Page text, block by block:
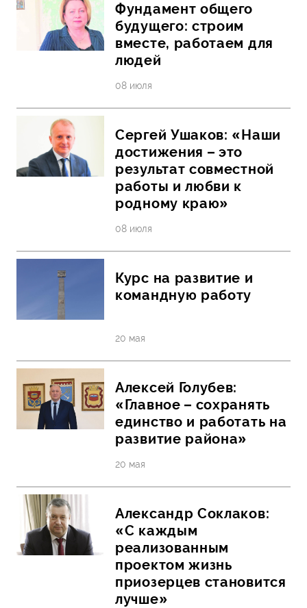
Фундамент общего
будущего: строим
вместе, работаем для
людей
08 июля
Сергей Ушаков: «Наши
достижения – это
результат совместной
работы и любви к
родному краю»
08 июля
Курс на развитие и
командную работу
20 мая
Алексей Голубев:
«Главное – сохранять
единство и работать на
развитие района»
20 мая
Александр Соклаков:
«С каждым
реализованным
проектом жизнь
приозерцев становится
лучше»